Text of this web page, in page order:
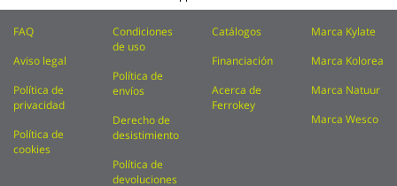
FAQ
Aviso legal
Política de
privacidad
Política de
cookies
Condiciones
de uso
Política de
envíos
Derecho de
desistimiento
Política de
devoluciones
Catálogos
Financiación
Acerca de
Ferrokey
Marca Kylate
Marca Kolorea
Marca Natuur
Marca Wesco